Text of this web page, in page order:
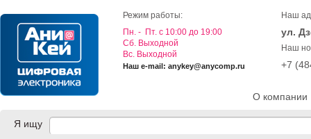
О компании
Режим работы:
Пн. - Пт. с 10:00 до 19:00
Cб. Выходной
Вс. Выходной
Наш e-mail: anykey@anycomp.ru
Наш
ул.
Наш
+7
Я ищу